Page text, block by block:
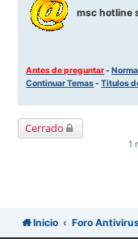
msc hotline
Antes de preguntar-
Continuar Temas-Titulos
Cerrado
1
Inicio Foro